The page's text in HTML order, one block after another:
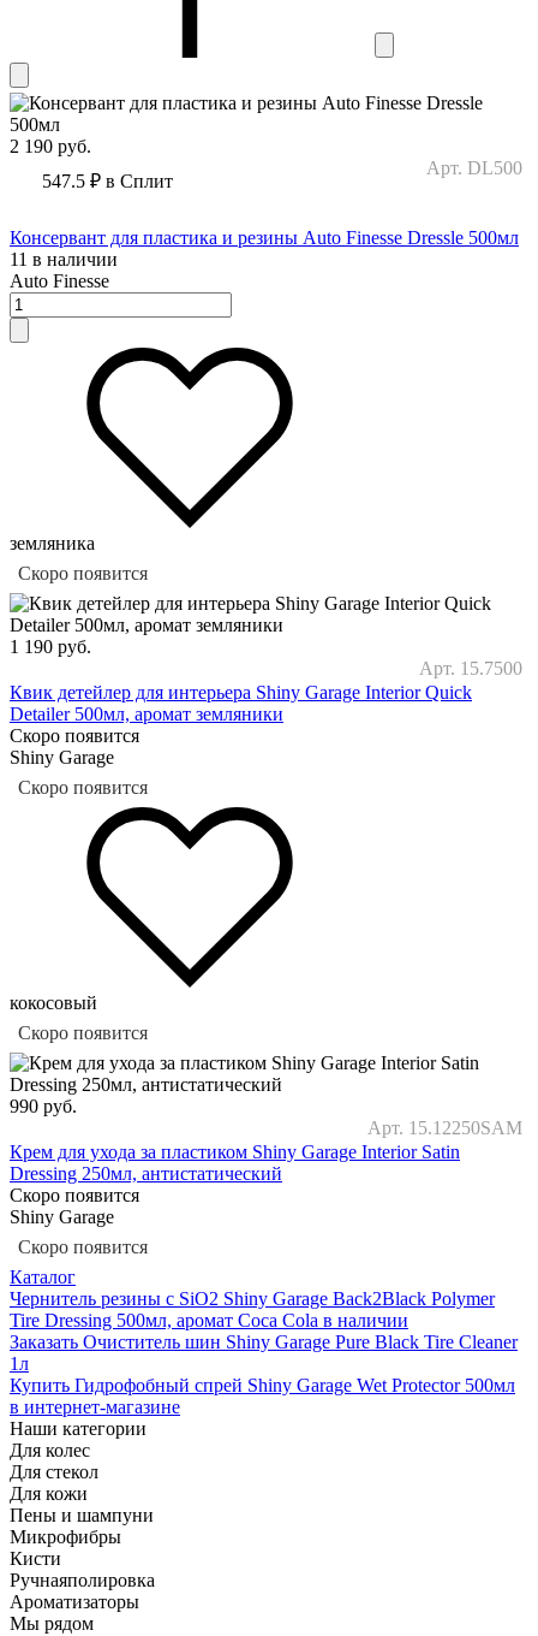
2 190 руб.
Арт. DL500
547.5 ₽ в Сплит
Консервант для пластика и резины Auto Finesse Dressle 500мл
11 в наличии
Auto Finesse
земляника
Скоро появится
1 190 руб.
Арт. 15.7500
Квик детейлер для интерьера Shiny Garage Interior Quick
Detailer 500мл, аромат земляники
Скоро появится
Shiny Garage
Скоро появится
кокосовый
Скоро появится
990 руб.
Арт. 15.12250SAM
Крем для ухода за пластиком Shiny Garage Interior Satin
Dressing 250мл, антистатический
Скоро появится
Shiny Garage
Скоро появится
Каталог
Чернитель резины с SiO2 Shiny Garage Back2Black Polymer
Tire Dressing 500мл, аромат Coca Cola в наличии
Заказать Очиститель шин Shiny Garage Pure Black Tire Cleaner
1л
Купить Гидрофобный спрей Shiny Garage Wet Protector 500мл
в интернет-магазине
Наши категории
Для колес
Для стекол
Для кожи
Пены и шампуни
Микрофибры
Кисти
Ручнаяполировка
Ароматизаторы
Мы рядом